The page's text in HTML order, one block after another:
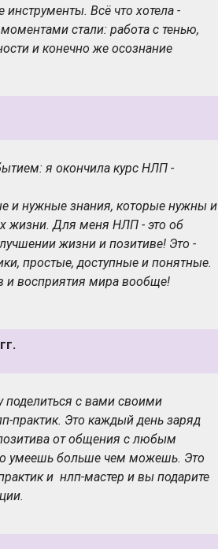
Всё что хотела -
стали: работа с тенью,
и конечно же осознание
Крохалевской) Приятно, когда
я окончила курс НЛП -
и нужные знания, которые нужны и
жизни. Для меня НЛП - это об
жизни и позитиве! Это -
простые, доступные и понятные.
и восприятия мира вообще!
были наполнены радостью,
прекрасную организацию процесса
радостно приходить на
знания о том , как достичь
как понять себя и о многом
потому что это желательно знать
и веселее идти по жизни, и
поделиться с вами своими
практик. Это каждый день заряд
от общения с любым
умеешь больше чем можешь. Это
и нлп-мастер и вы подарите